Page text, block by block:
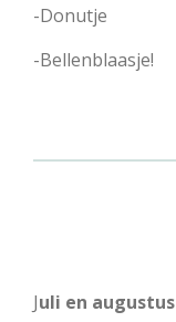
-Donutje
-Bellenblaasje!
Juli en augustus